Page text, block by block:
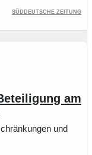
Süddeutsche Zeitung
am
und